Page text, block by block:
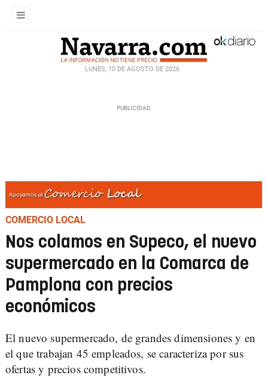
LUNES, 10 DE AGOSTO DE 2026
COMERCIO LOCAL
Nos colamos en Supeco, el nuevo
supermercado en la Comarca de
Pamplona con precios
económicos
El nuevo supermercado, de grandes dimensiones y en
el que trabajan 45 empleados, se caracteriza por sus
ofertas y precios competitivos.